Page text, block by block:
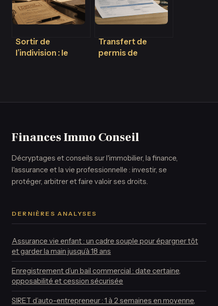
sécuriser votre
achat ?
Sortir de
l’indivision : le
Transfert de
permis de
Finances Immo Conseil
Décryptages et conseils sur l'immobilier, la finance,
l'assurance et la vie professionnelle : investir, se
protéger, arbitrer et faire valoir ses droits.
DERNIÈRES ANALYSES
Assurance vie enfant : un cadre souple pour épargner tôt
et garder la main jusqu’à 18 ans
Enregistrement d’un bail commercial : date certaine,
opposabilité et cession sécurisée
SIRET d’auto-entrepreneur : 1 à 2 semaines en moyenne,